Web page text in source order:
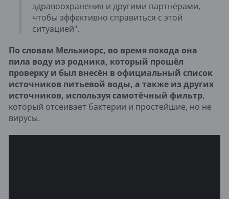
здравоохранения и другими партнёрами,
чтобы эффективно справиться с этой
ситуацией".
По словам Мельхиорс, во время похода она
пила воду из родника, который прошёл
проверку и был внесён в официальный список
источников питьевой воды, а также из других
источников, используя самотёчный фильтр,
который отсеивает бактерии и простейшие, но не
вирусы.